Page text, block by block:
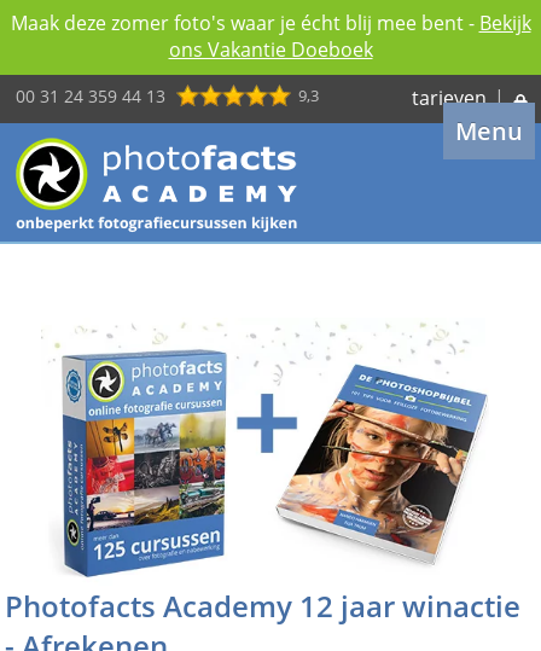
Maak deze zomer foto's waar je écht blij mee bent - Bekijk
ons Vakantie Doeboek
00 31 24 359 44 13 9,3 tarieven |
Menu
Photofacts Academy 12 jaar winactie